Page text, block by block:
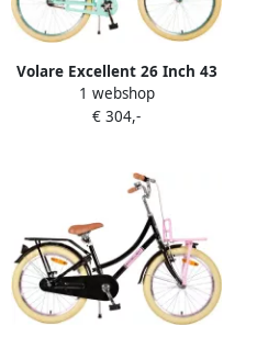
Volare Excellent 26 Inch 43
cm Meisjes Terugtraprem
Mintgroen
1 webshop
€ 304,-